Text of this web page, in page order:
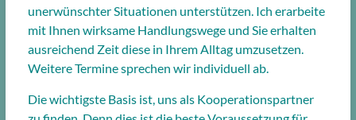
unerwünschter Situationen unterstützen. Ich erarbeite
mit Ihnen wirksame Handlungswege und Sie erhalten
ausreichend Zeit diese in Ihrem Alltag umzusetzen.
Weitere Termine sprechen wir individuell ab.
Die wichtigste Basis ist, uns als Kooperationspartner